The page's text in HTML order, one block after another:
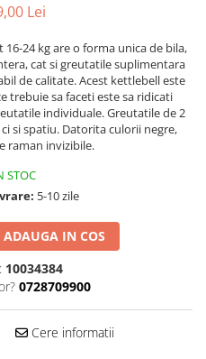
Lei
24 kg are o forma unica de bila,
cat si greutatile suplimentara
de calitate. Acest kettlebell este
trebuie sa faceti este sa ridicati
individuale. Greutatile de 2
si spatiu. Datorita culorii negre,
raman invizibile.
STOC
5-10 zile
ADAUGA IN COS
10034384
0728709900
Cere informatii